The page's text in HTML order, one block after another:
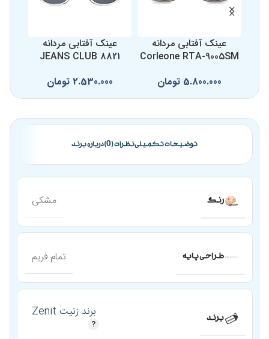
عینک آفتابی مردانه
Corleone RTA-9005SM
5.800.000 تومان
عینک آفتابی مردانه
JEANS CLUB 8821
2.530.000 تومان
توضیحات تکمیلینظرات (0) درباره برند
رنگ مشکی
طراحی پایه تمام فریم
برند برند زنیت Zenit